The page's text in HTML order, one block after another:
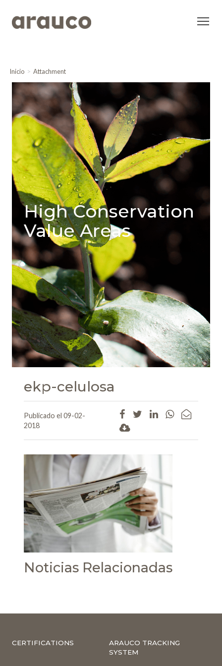
Inicio Attachment
High Conservation
Value Areas
ekp-celulosa
Publicado el 09-02-
2018
Noticias Relacionadas
CERTIFICATIONS
ARAUCO TRACKING
SYSTEM